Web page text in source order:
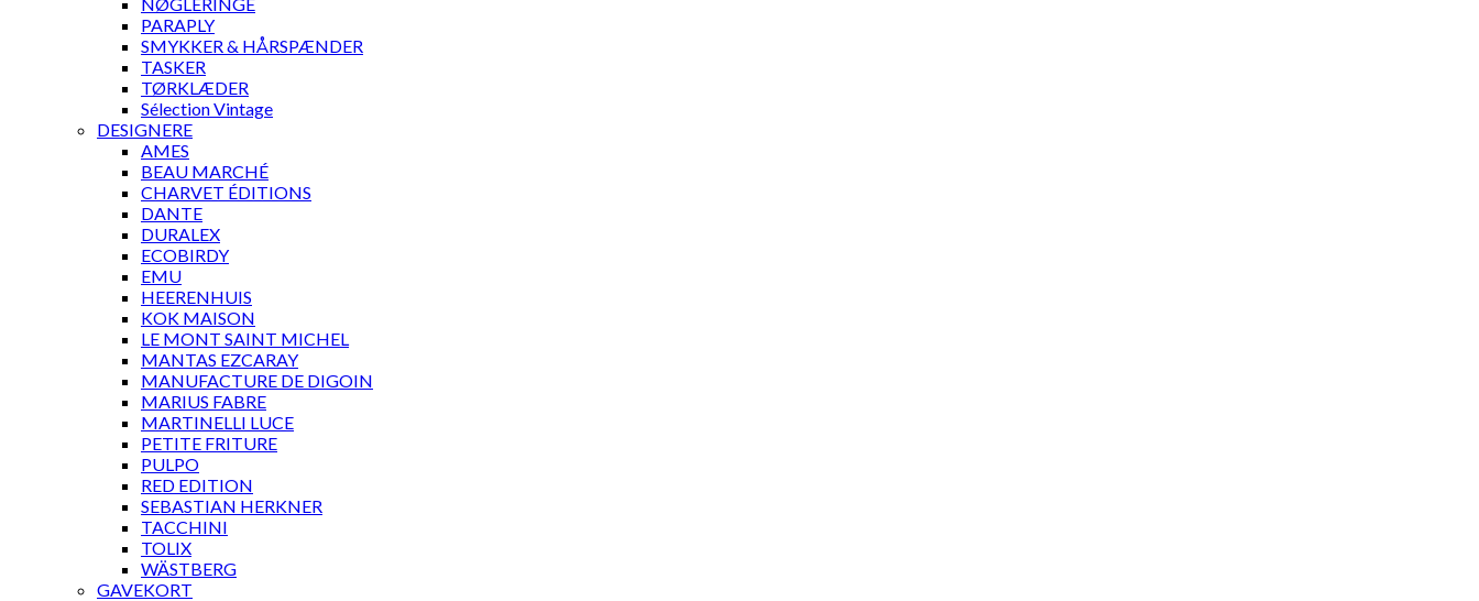
PARAPLY
SMYKKER & HÅRSPÆNDER
TASKER
TØRKLÆDER
Sélection Vintage
DESIGNERE
AMES
BEAU MARCHÉ
CHARVET ÉDITIONS
DANTE
DURALEX
ECOBIRDY
EMU
HEERENHUIS
KOK MAISON
LE MONT SAINT MICHEL
MANTAS EZCARAY
MANUFACTURE DE DIGOIN
MARIUS FABRE
MARTINELLI LUCE
PETITE FRITURE
PULPO
RED EDITION
SEBASTIAN HERKNER
TACCHINI
TOLIX
WÄSTBERG
GAVEKORT